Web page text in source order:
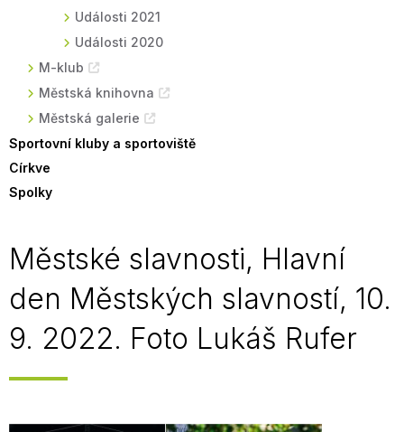
Události 2021
Události 2020
M-klub
Městská knihovna
Městská galerie
Sportovní kluby a sportoviště
Církve
Spolky
Městské slavnosti, Hlavní
den Městských slavností, 10.
9. 2022. Foto Lukáš Rufer